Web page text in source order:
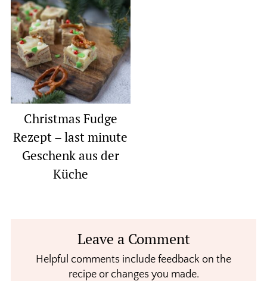
Christmas Fudge
Rezept – last minute
Geschenk aus der
Küche
InteractionsLeave a Comment
Helpful comments include feedback on the
recipe or changes you made.